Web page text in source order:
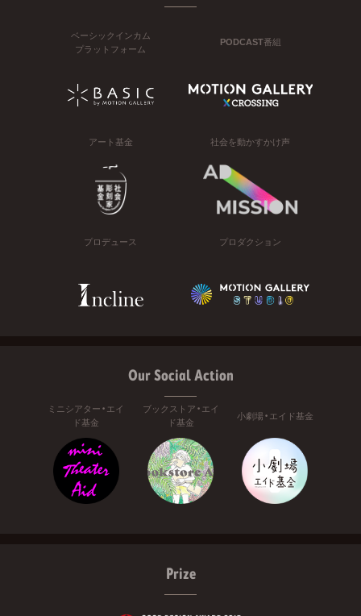
ベーシックインカム
プラットフォーム
PODCAST番組
アート基金 社会を動かすかけ声
プロデュース プロダクション
Our Social Action
ミニシアター・エイ
ド基金
ブックストア・エイ
ド基金
小劇場・エイド基金
Prize